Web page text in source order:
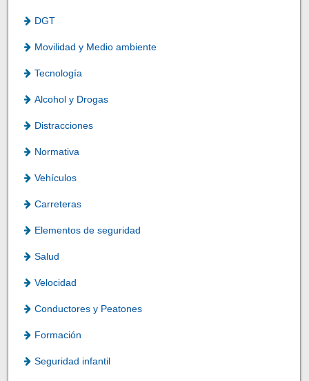
DGT
Movilidad y Medio ambiente
Tecnología
Alcohol y Drogas
Distracciones
Normativa
Vehículos
Carreteras
Elementos de seguridad
Salud
Velocidad
Conductores y Peatones
Formación
Seguridad infantil